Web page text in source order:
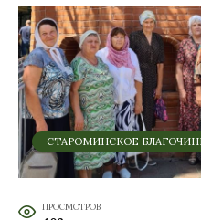
СТАРОМИНСКОЕ
ПРОСМОТРОВ